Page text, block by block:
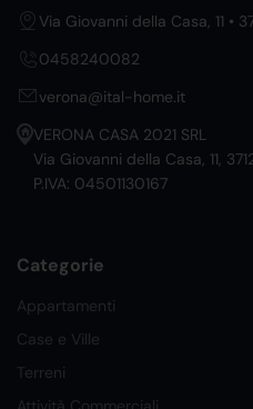
Via Giovanni della Casa, 11 •
0458240082
verona@ital-home.it
VERONA CASA 2021 SRL
Via Giovanni della Casa, 11,
P.IVA: 04501130167
Categorie
Appartamenti
Case e Ville
Terreni